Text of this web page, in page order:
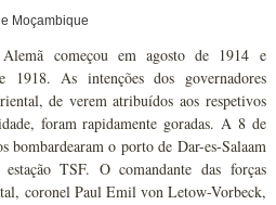
Moçambique
começou em agosto de 1914 e
1918. As intenções dos governadores
de verem atribuídos aos respetivos
foram rapidamente goradas. A 8 de
bombardearam o porto de Dar-es-Salaam
TSF. O comandante das forças
coronel Paul Emil von Letow-Vorbeck,